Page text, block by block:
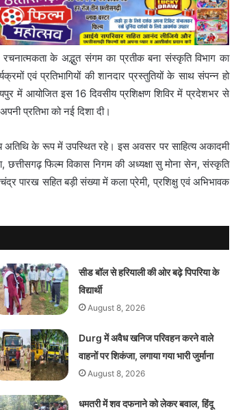
के अद्भुत संगम का प्रतीक बना संस्कृति विभाग का
एवं प्रतिभागियों की शानदार प्रस्तुतियों के साथ संपन्न हो
में आयोजित इस 16 दिवसीय प्रशिक्षण शिविर में प्रदेशभर से
प्रतिभा को नई दिशा दी।
के रूप में उपस्थित रहे। इस अवसर पर साहित्य अकादमी
फिल्म विकास निगम की अध्यक्षा सु मोना सेन, संस्कृति
पारख सहित बड़ी संख्या में कला प्रेमी, प्रशिक्षु एवं अभिभावक
सीड बॉल से हरियाली की ओर बढ़े पिपरिया के
विद्यार्थी
August 8, 2026
Durg में अवैध खनिज परिवहन करने वाले
वाहनों पर शिकंजा, लगाया गया भारी जुर्माना
August 8, 2026
धमतरी में शव दफनाने को लेकर बवाल, हिंदू